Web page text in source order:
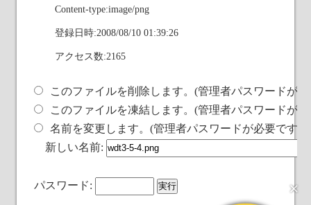
Content-type:image/png
登録日時:2008/08/10 01:39:26
アクセス数:2165
このファイルを削除します。(管理者パスワードが
このファイルを凍結します。(管理者パスワードが
名前を変更します。(管理者パスワードが必要です)
新しい名前:
パスワード: ×